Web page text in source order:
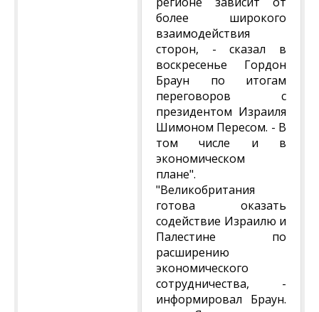
более широкого
взаимодействия
сторон, - сказал в
воскресенье Гордон
Браун по итогам
переговоров с
президентом Израиля
Шимоном Пересом. - В
том числе и в
экономическом
плане".
"Великобритания
готова оказать
содействие Израилю и
Палестине по
расширению
экономического
сотрудничества, -
информировал Браун.